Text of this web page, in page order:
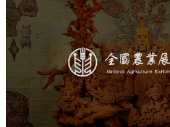
农业展览
文化艺术 展馆网站建设
博
数字博物馆建设
展厅空间设计
公司展厅设计
北京展厅设计